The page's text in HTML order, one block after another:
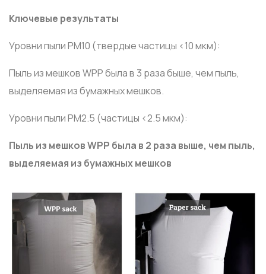
Ключевые результаты
Уровни пыли РМ10 (твердые частицы <10 мкм):
Пыль из мешков WPP была в 3 раза быше, чем пыль,
выделяемая из бумажных мешков.
Уровни пыли PM2.5 (частицы <2.5 мкм):
Пыль из мешков WPP была в 2 раза выше, чем пыль,
выделяемая из бумажных мешков